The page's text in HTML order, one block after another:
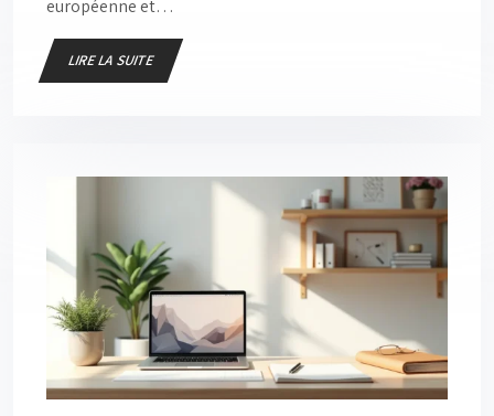
européenne et…
LIRE LA SUITE